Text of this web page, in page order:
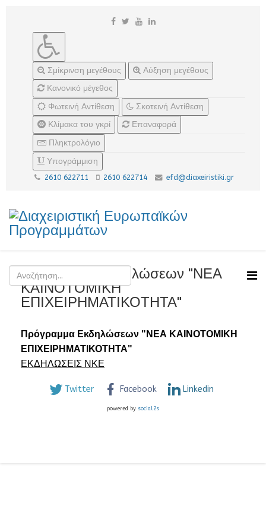
Σμίκρινση μεγέθους
Αύξηση μεγέθους
Κανονικό μέγεθος
Φωτεινή Αντίθεση
Σκοτεινή Αντίθεση
Κλίμακα του γκρί
Επαναφορά
Πληκτρολόγιο
Υπογράμμιση
2610 622711 2610 622714 efd@diaxeiristiki.gr
Πρόγραμμα Εκδηλώσεων "ΝΕΑ
ΚΑΙΝΟΤΟΜΙΚΗ
ΕΠΙΧΕΙΡΗΜΑΤΙΚΟΤΗΤΑ"
Πρόγραμμα Εκδηλώσεων "ΝΕΑ ΚΑΙΝΟΤΟΜΙΚΗ
ΕΠΙΧΕΙΡΗΜΑΤΙΚΟΤΗΤΑ"
ΕΚΔΗΛΩΣΕΙΣ ΝΚΕ
Twitter Facebook Linkedin
powered by social2s